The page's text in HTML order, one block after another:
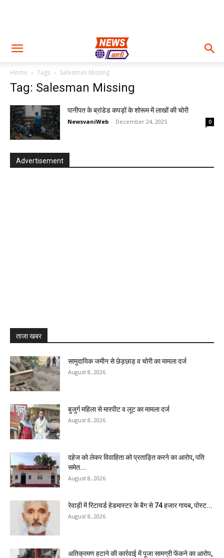
Home Tags Salesman Missing
Tag: Salesman Missing
पानीपत के ब्रांडेड कपड़ों के शोरूम में लाखों की चोरी
NewsvaniWeb - December 24, 2025 0
Advertisement
ताजा खबर
सामुदायिक जमीन से छेड़छाड़ व चोरी का मामला दर्ज
August 8, 2026
बुजुर्ग महिला से मारपीट व लूट का मामला दर्ज
August 8, 2026
दहेज को लेकर विवाहिता को प्रताड़ित करने का आरोप, पति
समेत...
August 8, 2026
रेवाड़ी में रिटायर्ड हेडमास्टर के बैग से ₹74 हजार गायब, पोस्ट...
August 8, 2026
अतिक्रमण हटाने की कार्रवाई में पूजा सामग्री फेंकने का आरोप,